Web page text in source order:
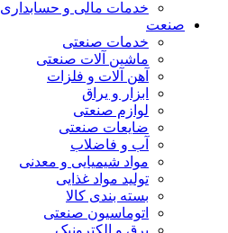
خدمات مالی و حسابداری
صنعت
خدمات صنعتی
ماشین آلات صنعتی
آهن آلات و فلزات
ابزار و یراق
لوازم صنعتی
ضایعات صنعتی
آب و فاضلاب
مواد شیمیایی و معدنی
تولید مواد غذایی
بسته بندی کالا
اتوماسیون صنعتی